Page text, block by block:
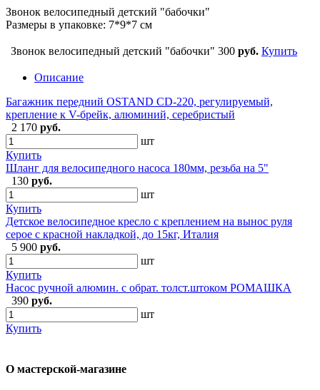
Звонок велосипедный детский "бабочки"
Размеры в упаковке: 7*9*7 см
Звонок велосипедный детский "бабочки" 300 руб. Купить
Описание
Багажник передний OSTAND CD-220, регулируемый,
крепление к V-брейк, алюминий, серебристый
2 170 руб.
шт
Купить
Шланг для велосипедного насоса 180мм, резьба на 5"
130 руб.
шт
Купить
Детское велосипедное кресло с креплением на вынос руля
серое с красной накладкой, до 15кг, Италия
5 900 руб.
шт
Купить
Насос ручной алюмин. с обрат. толст.штоком РОМАШКА
390 руб.
шт
Купить
О мастерской-магазине